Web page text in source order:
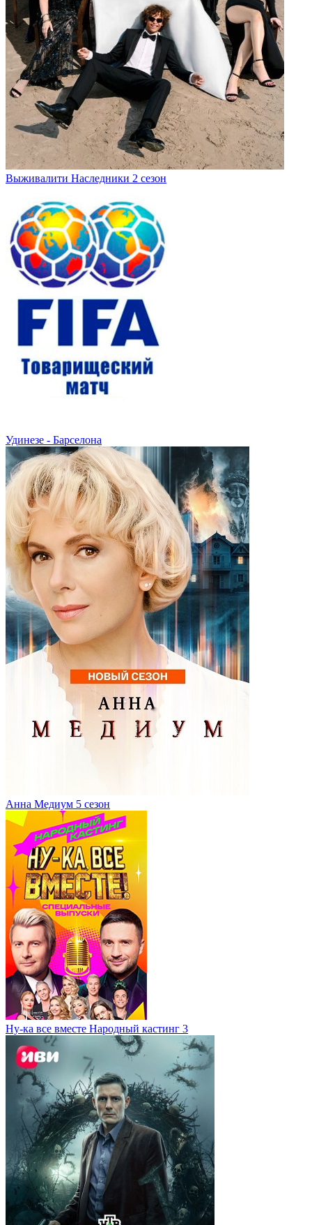
Выживалити Наследники 2 сезон
Удинезе - Барселона
Анна Медиум 5 сезон
Ну-ка все вместе Народный кастинг 3